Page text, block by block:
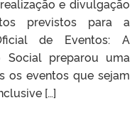
e divulgação
previstos para a
de Eventos: A
Social preparou uma
os eventos que sejam
[…]